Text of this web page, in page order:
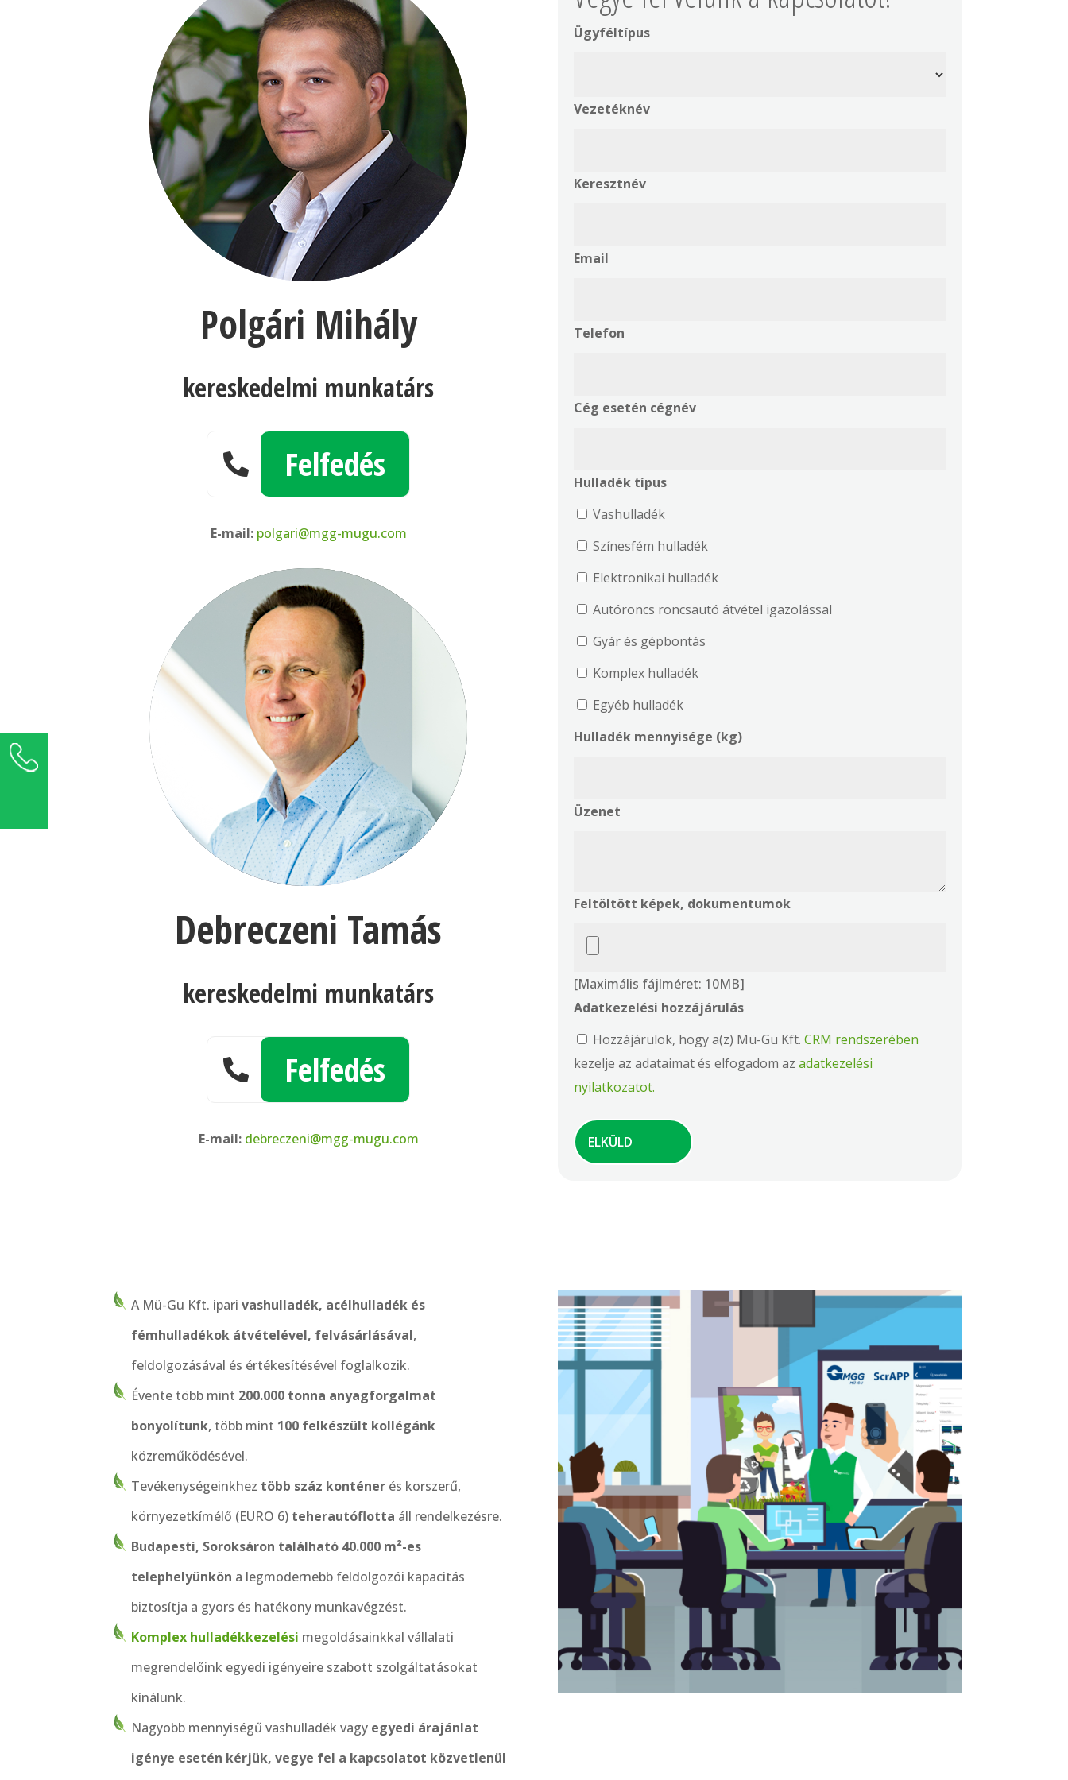
Polgári Mihály
kereskedelmi munkatárs
 Felfedés
E-mail: polgari@mgg-mugu.com
Debreczeni Tamás
kereskedelmi munkatárs
 Felfedés
E-mail: debreczeni@mgg-mugu.com
Ügyféltípus
Vezetéknév
Keresztnév
Email
Telefon
Cég esetén cégnév
Hulladék típus
Vashulladék
Színesfém hulladék
Elektronikai hulladék
Autóroncs roncsautó átvétel igazolással
Gyár és gépbontás
Komplex hulladék
Egyéb hulladék
Hulladék mennyisége (kg)
Üzenet
Feltöltött képek, dokumentumok
[Maximális fájlméret: 10MB]
Adatkezelési hozzájárulás
Hozzájárulok, hogy a(z) Mü-Gu Kft. CRM rendszerében
kezelje az adataimat és elfogadom az adatkezelési
nyilatkozatot.
A Mü-Gu Kft. iparivashulladék, acélhulladék és
fémhulladékok átvételével, felvásárlásával,
feldolgozásával és értékesítésével foglalkozik.
Évente több mint 200.000 tonna anyagforgalmat
bonyolítunk, több mint 100 felkészült kollégánk
közreműködésével.
Tevékenységeinkhez több száz konténer és korszerű,
környezetkímélő (EURO 6) teherautóflotta áll rendelkezésre.
Budapesti, Soroksáron található 40.000 m²-es
telephelyünkön a legmodernebb feldolgozói kapacitás
biztosítja a gyors és hatékony munkavégzést.
Komplex hulladékkezelési megoldásainkkal vállalati
megrendelőink egyedi igényeire szabott szolgáltatásokat
kínálunk.
Nagyobb mennyiségű vashulladék vagy egyedi árajánlat
igénye esetén kérjük, vegye fel a kapcsolatot közvetlenül
+36 1 289 5000
Üzenetet küldök ›